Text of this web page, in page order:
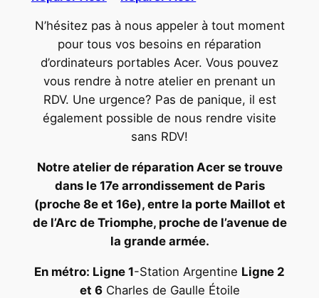
N’hésitez pas à nous appeler à tout moment
pour tous vos besoins en réparation
d’ordinateurs portables Acer. Vous pouvez
vous rendre à notre atelier en prenant un
RDV. Une urgence? Pas de panique, il est
également possible de nous rendre visite
sans RDV!
Notre atelier de réparation Acer se trouve
dans le 17e arrondissement de Paris
(proche 8e et 16e), entre la porte Maillot et
de l’Arc de Triomphe, proche de l’avenue de
la grande armée.
En métro: Ligne 1-Station Argentine Ligne 2
et 6Charles de Gaulle Étoile